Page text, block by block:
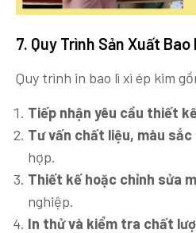
7. Quy Trình Sản Xuất Bao
Quy trình in bao lì xì ép kim
Tiếp nhận yêu cầu thiết
Tư vấn chất liệu, màu sắc
hợp.
Thiết kế hoặc chỉnh sửa
nghiệp.
In thử và kiểm tra chất